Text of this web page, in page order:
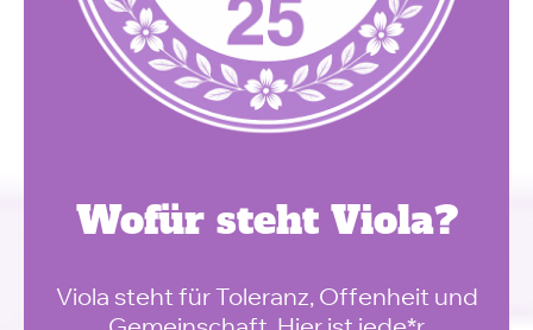
Wofür steht Viola?
Viola steht für Toleranz, Offenheit und